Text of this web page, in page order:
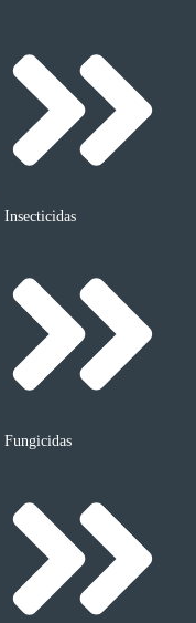
Insecticidas
Fungicidas